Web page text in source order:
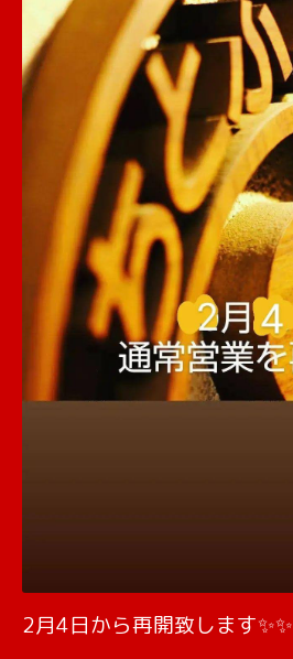
2月4日から再開致します✨✨